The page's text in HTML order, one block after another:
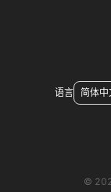
语言
©